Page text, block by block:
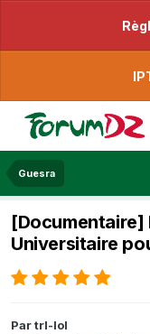
Guesra
[Documentaire]
Universitaire
Partrl-lol